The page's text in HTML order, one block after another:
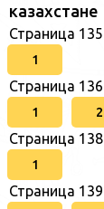
казахстане
Страница 135
1
Страница 136
1 2
Страница 138
1
Страница 139